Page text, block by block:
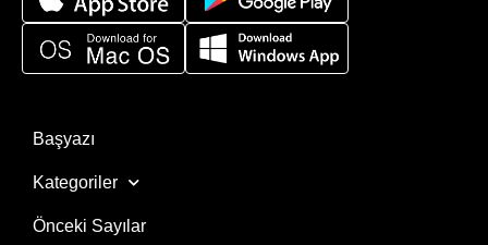
Başyazı
Kategoriler
Önceki Sayılar